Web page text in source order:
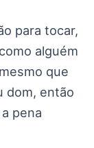
para tocar,
alguém
que
dom, então
pena